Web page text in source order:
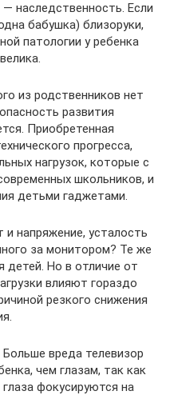
наследственность. Если
бабушка) близоруки,
патологии у ребенка
из родственников нет
развития
Приобретенная
прогресса,
нагрузок, которые с
школьников, и
детьми гаджетами.
напряжение, усталость
за монитором? Те же
детей. Но в отличие от
влияют гораздо
резкого снижения
вреда телевизор
чем глазам, так как
фокусируются на